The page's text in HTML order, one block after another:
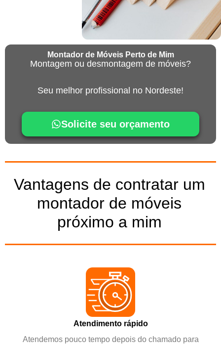
Montador de Móveis Perto de Mim
Montagem ou desmontagem de móveis?
Seu melhor profissional no Nordeste!
Solicite seu orçamento
Vantagens de contratar um
montador de móveis
próximo a mim
Atendimento rápido
Atendemos pouco tempo depois do chamado para